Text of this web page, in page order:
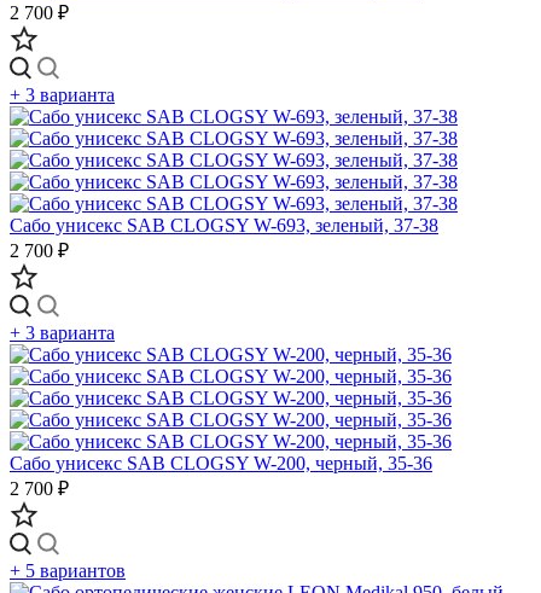
2 700 ₽
+ 3 варианта
Сабо унисекс SAB CLOGSY W-693, зеленый, 37-38
2 700 ₽
+ 3 варианта
Сабо унисекс SAB CLOGSY W-200, черный, 35-36
2 700 ₽
+ 5 вариантов